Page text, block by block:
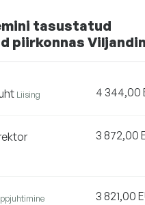
tasustatud
piirkonnas
Liising 4 344,00
3 872,00
3 821,00